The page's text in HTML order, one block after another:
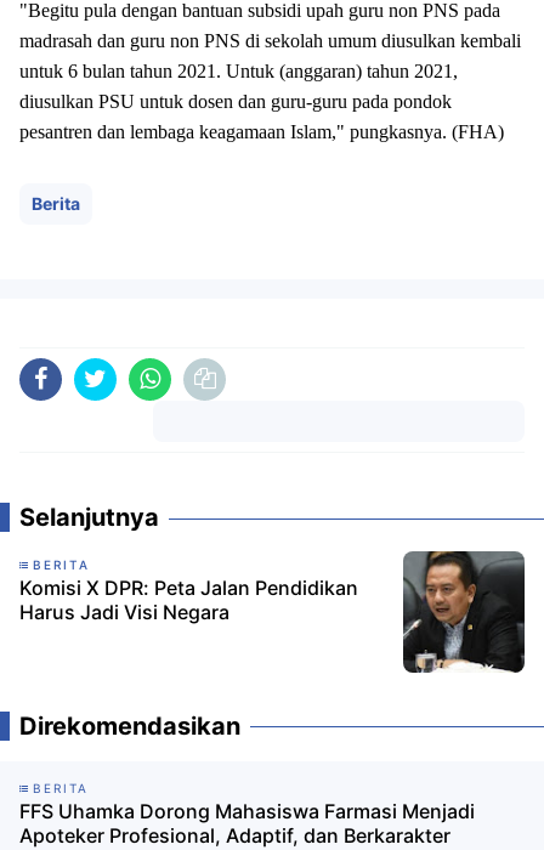
"Begitu pula dengan bantuan subsidi upah guru non PNS pada
madrasah dan guru non PNS di sekolah umum diusulkan kembali
untuk 6 bulan tahun 2021. Untuk (anggaran) tahun 2021,
diusulkan PSU untuk dosen dan guru-guru pada pondok
pesantren dan lembaga keagamaan Islam," pungkasnya. (FHA)
Berita
Selanjutnya
BERITA
Komisi X DPR: Peta Jalan Pendidikan
Harus Jadi Visi Negara
Direkomendasikan
BERITA
FFS Uhamka Dorong Mahasiswa Farmasi Menjadi
Apoteker Profesional, Adaptif, dan Berkarakter